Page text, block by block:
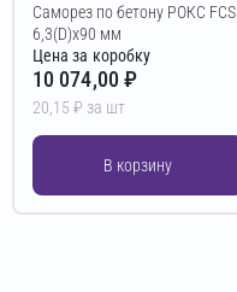
Саморез по бетону РОКС FCS
6,3(D)х90 мм
Цена за коробку
10 074,00 ₽
20,15 ₽ за шт
В корзину